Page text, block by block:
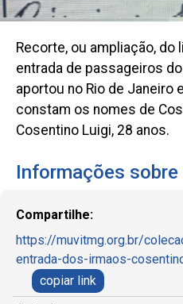
Recorte, ou ampliação, do
entrada de passageiros do
aportou no Rio de Janeiro
constam os nomes de
Cosentino Luigi, 28 anos.
Informações
Compartilhe:
https://muvitmg.org.br/
entrada-dos-irmaos-
copiar link